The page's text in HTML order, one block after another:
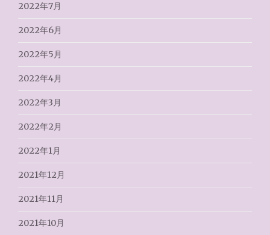
2022年7月
2022年6月
2022年5月
2022年4月
2022年3月
2022年2月
2022年1月
2021年12月
2021年11月
2021年10月